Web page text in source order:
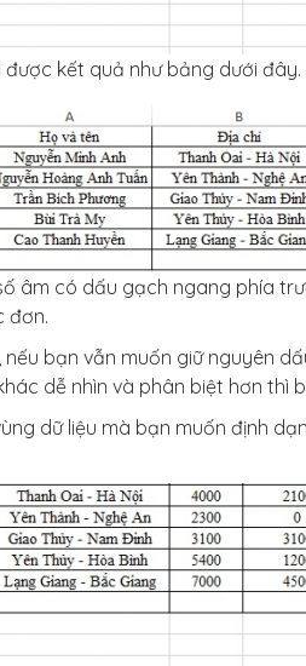
được kết quả như bảng dưới đây.
âm có dấu gạch ngang phía
đơn.
bạn vẫn muốn giữ nguyên
dễ nhìn và phân biệt hơn thì
dữ liệu mà bạn muốn định